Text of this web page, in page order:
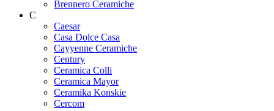
Brennero Ceramiche
C
Caesar
Casa Dolce Casa
Cayyenne Ceramiche
Century
Ceramica Colli
Ceramica Mayor
Ceramika Konskie
Cercom